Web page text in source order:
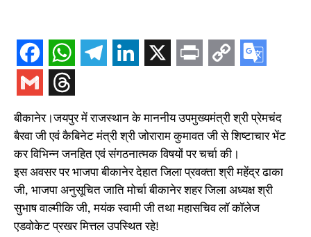
बीकानेर।जयपुर में राजस्थान के माननीय उपमुख्यमंत्री श्री प्रेमचंद
बैरवा जी एवं कैबिनेट मंत्री श्री जोराराम कुमावत जी से शिष्टाचार भेंट
कर विभिन्न जनहित एवं संगठनात्मक विषयों पर चर्चा की।
इस अवसर पर भाजपा बीकानेर देहात जिला प्रवक्ता श्री महेंद्र ढाका
जी, भाजपा अनुसूचित जाति मोर्चा बीकानेर शहर जिला अध्यक्ष श्री
सुभाष वाल्मीकि जी, मयंक स्वामी जी तथा महासचिव लॉ कॉलेज
एडवोकेट प्रखर मित्तल उपस्थित रहे!